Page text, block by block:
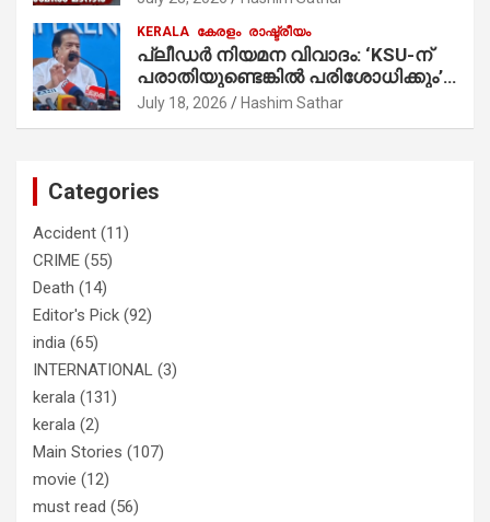
മാത്രമാണ് ഉണ്ടായിരുന്നത്;
സാബുവിന്റേത് വ്യക്തിപരമായ
നേട്ടത്തിനുള്ള പാര്‍ട്ടി; ഇപ്പോള്‍
ഫോണ്‍ വിളിച്ചാല്‍ എടുക്കില്ല;
തിരഞ്ഞെടുപ്പിലെ ദുരനുഭവങ്ങള്‍
KERALA കേരളം രാഷ്ട്രീയം
പ്ലീഡർ നിയമന വിവാദം: ‘KSU-ന്
പരാതിയുണ്ടെങ്കിൽ പരിശോധിക്കും’;
രമേശ് ചെന്നിത്തല
July 18, 2026 Hashim Sathar
Categories
Accident (11)
CRIME (55)
Death (14)
Editor's Pick (92)
india (65)
INTERNATIONAL (3)
kerala (131)
kerala (2)
Main Stories (107)
movie (12)
must read (56)